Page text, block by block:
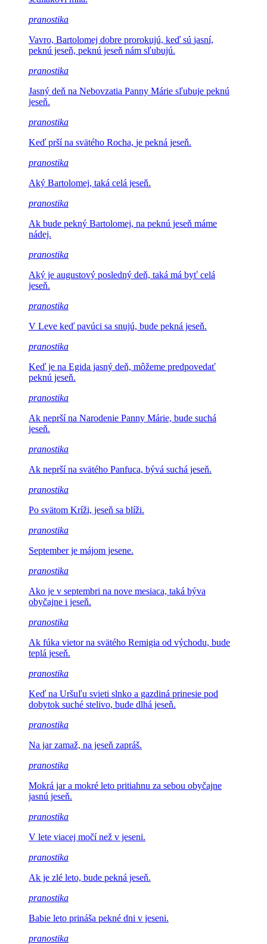
pranostika
Vavro, Bartolomej dobre prorokujú, keď sú jasní,
peknú jeseň, peknú jeseň nám sľubujú.
pranostika
Jasný deň na Nebovzatia Panny Márie sľubuje peknú
jeseň.
pranostika
Keď prší na svätého Rocha, je pekná jeseň.
pranostika
Aký Bartolomej, taká celá jeseň.
pranostika
Ak bude pekný Bartolomej, na peknú jeseň máme
nádej.
pranostika
Aký je augustový posledný deň, taká má byť celá
jeseň.
pranostika
V Leve keď pavúci sa snujú, bude pekná jeseň.
pranostika
Keď je na Egida jasný deň, môžeme predpovedať
peknú jeseň.
pranostika
Ak neprší na Narodenie Panny Márie, bude suchá
jeseň.
pranostika
Ak neprší na svätého Panfuca, bývá suchá jeseň.
pranostika
Po svätom Kríži, jeseň sa blíži.
pranostika
September je májom jesene.
pranostika
Ako je v septembri na nove mesiaca, taká býva
obyčajne i jeseň.
pranostika
Ak fúka vietor na svätého Remigia od východu, bude
teplá jeseň.
pranostika
Keď na Uršuľu svieti slnko a gazdiná prinesie pod
dobytok suché stelivo, bude dlhá jeseň.
pranostika
Na jar zamaž, na jeseň zapráš.
pranostika
Mokrá jar a mokré leto pritiahnu za sebou obyčajne
jasnú jeseň.
pranostika
V lete viacej močí než v jeseni.
pranostika
Ak je zlé leto, bude pekná jeseň.
pranostika
Babie leto prináša pekné dni v jeseni.
pranostika